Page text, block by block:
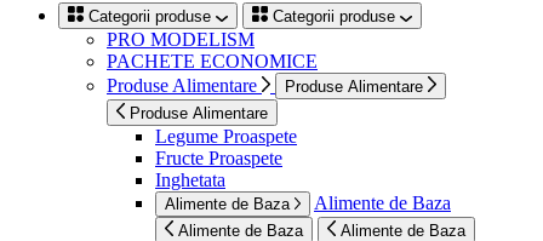
Categorii produse Categorii produse
PRO MODELISM
PACHETE ECONOMICE
Produse Alimentare
Produse Alimentare
Produse Alimentare
Legume Proaspete
Fructe Proaspete
Inghetata
Alimente de Baza Alimente de Baza
Alimente de Baza Alimente de Baza